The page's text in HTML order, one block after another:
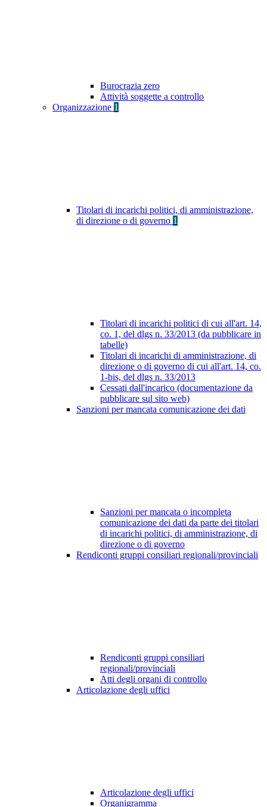
Burocrazia zero
Attività soggette a controllo
Organizzazione 1
Titolari di incarichi politici, di amministrazione,
di direzione o di governo 1
Titolari di incarichi politici di cui all'art. 14,
co. 1, del dlgs n. 33/2013 (da pubblicare in
tabelle)
Titolari di incarichi di amministrazione, di
direzione o di governo di cui all'art. 14, co.
1-bis, del dlgs n. 33/2013
Cessati dall'incarico (documentazione da
pubblicare sul sito web)
Sanzioni per mancata comunicazione dei dati
Sanzioni per mancata o incompleta
comunicazione dei dati da parte dei titolari
di incarichi politici, di amministrazione, di
direzione o di governo
Rendiconti gruppi consiliari regionali/provinciali
Rendiconti gruppi consiliari
regionali/provinciali
Atti degli organi di controllo
Articolazione degli uffici
Articolazione degli uffici
Organigramma